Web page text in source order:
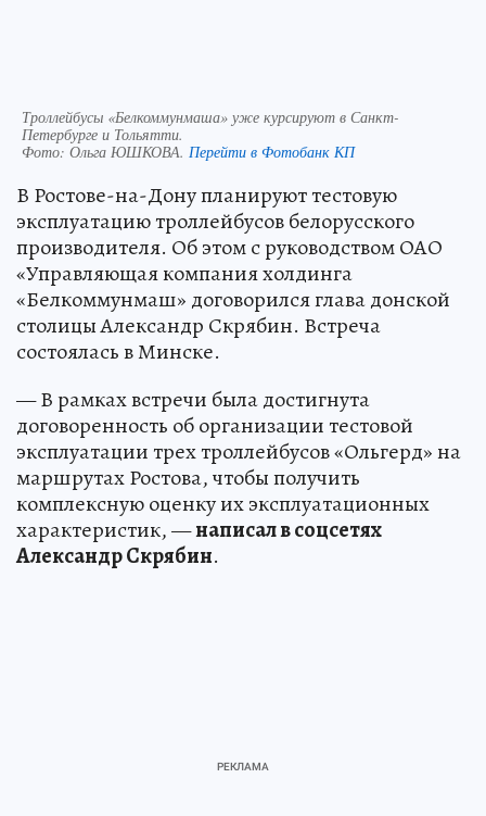
Троллейбусы «Белкоммунмаша» уже курсируют в Санкт-
Петербурге и Тольятти.
Фото: Ольга ЮШКОВА. Перейти в Фотобанк КП
В Ростове-на-Дону планируют тестовую
эксплуатацию троллейбусов белорусского
производителя. Об этом с руководством ОАО
«Управляющая компания холдинга
«Белкоммунмаш» договорился глава донской
столицы Александр Скрябин. Встреча
состоялась в Минске.
— В рамках встречи была достигнута
договоренность об организации тестовой
эксплуатации трех троллейбусов «Ольгерд» на
маршрутах Ростова, чтобы получить
комплексную оценку их эксплуатационных
характеристик, —написал в соцсетях
Александр Скрябин.